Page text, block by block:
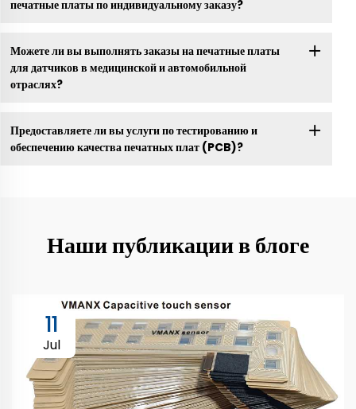
печатные платы по индивидуальному заказу?
Можете ли вы выполнять заказы на печатные платы
для датчиков в медицинской и автомобильной
отраслях?
Предоставляете ли вы услуги по тестированию и
обеспечению качества печатных плат (PCB)?
Наши публикации в блоге
11
Jul